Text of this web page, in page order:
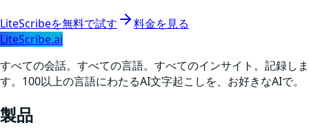
LiteScribeを無料で試す
料金を見る
LiteScribe.ai
すべての会話。すべての言語。すべてのインサイト。記録しま
す。100以上の言語にわたるAI文字起こしを、お好きなAIで。
製品